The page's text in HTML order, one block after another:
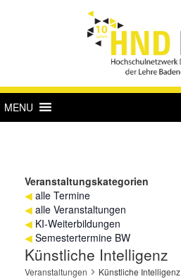
MENU
Veranstaltungskategorien
◀ alle Termine
◀ alle Veranstaltungen
◀ KI-Weiterbildungen
◀ Semestertermine BW
Künstliche Intelligenz
Veranstaltungen Künstliche Intelligenz